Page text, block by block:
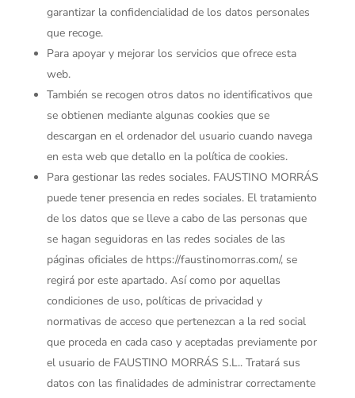
garantizar la confidencialidad de los datos personales
que recoge.
Para apoyar y mejorar los servicios que ofrece esta
web.
También se recogen otros datos no identificativos que
se obtienen mediante algunas cookies que se
descargan en el ordenador del usuario cuando navega
en esta web que detallo en la política de cookies.
Para gestionar las redes sociales. FAUSTINO MORRÁS
puede tener presencia en redes sociales. El tratamiento
de los datos que se lleve a cabo de las personas que
se hagan seguidoras en las redes sociales de las
páginas oficiales de https://faustinomorras.com/, se
regirá por este apartado. Así como por aquellas
condiciones de uso, políticas de privacidad y
normativas de acceso que pertenezcan a la red social
que proceda en cada caso y aceptadas previamente por
el usuario de FAUSTINO MORRÁS S.L.. Tratará sus
datos con las finalidades de administrar correctamente